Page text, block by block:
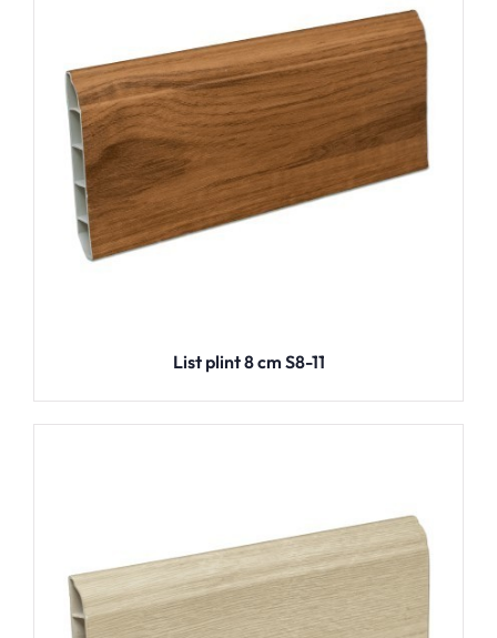
List plint 8 cm S8-11